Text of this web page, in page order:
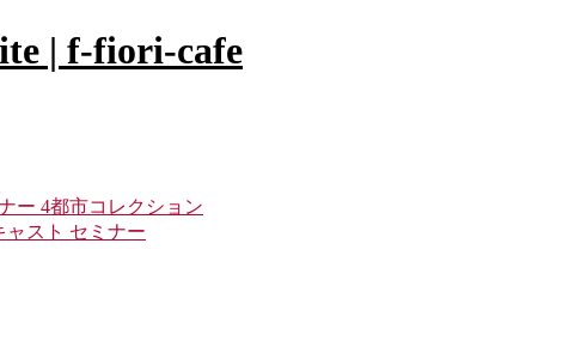
ー 4都市コレクション
ャスト セミナー